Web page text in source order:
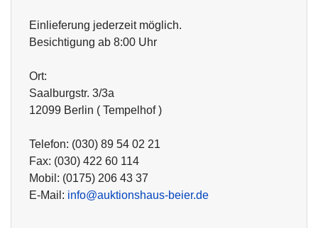
Einlieferung jederzeit möglich.
Besichtigung ab 8:00 Uhr
Ort:
Saalburgstr. 3/3a
12099 Berlin ( Tempelhof )
Telefon: (030) 89 54 02 21
Fax: (030) 422 60 114
Mobil: (0175) 206 43 37
E-Mail: info@auktionshaus-beier.de